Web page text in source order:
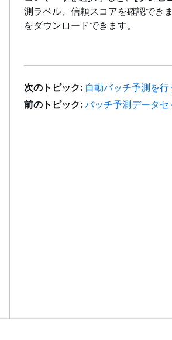
測ラベル、信頼スコアを確認でき
をダウンロードできます。
次のトピック: 自動バッチ予測を行
前のトピック: バッチ予測データ